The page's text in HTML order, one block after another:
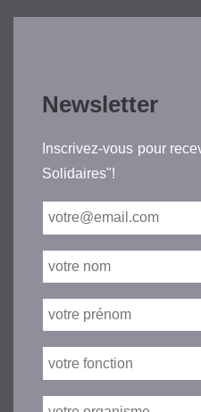
Newsletter
Inscrivez-vous pour
Solidaires"!